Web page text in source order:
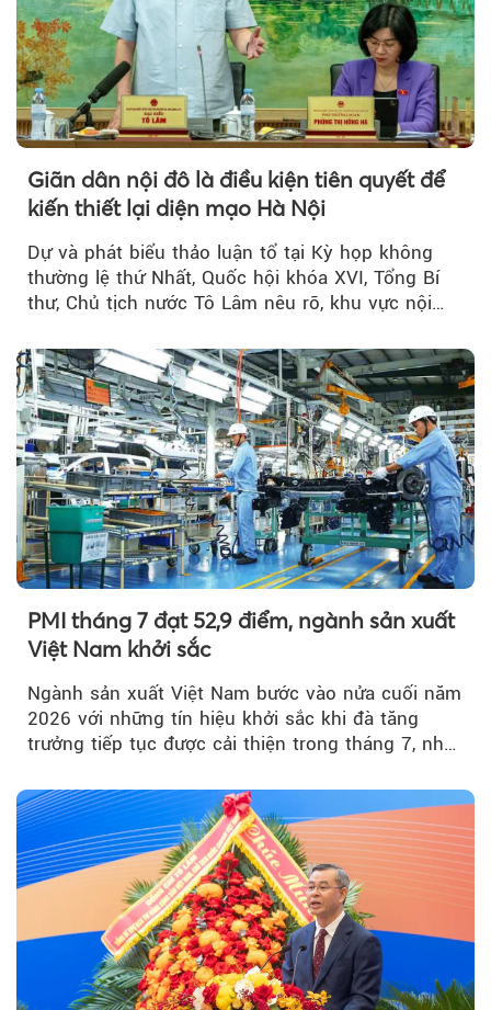
Giãn dân nội đô là điều kiện tiên quyết để
kiến thiết lại diện mạo Hà Nội
Dự và phát biểu thảo luận tổ tại Kỳ họp không
thường lệ thứ Nhất, Quốc hội khóa XVI, Tổng Bí
thư, Chủ tịch nước Tô Lâm nêu rõ, khu vực nội
PMI tháng 7 đạt 52,9 điểm, ngành sản xuất
Việt Nam khởi sắc
Ngành sản xuất Việt Nam bước vào nửa cuối năm
2026 với những tín hiệu khởi sắc khi đà tăng
trưởng tiếp tục được cải thiện trong tháng 7, nhờ
nhiệt và niềm tin kinh doanh dần phục hồi.